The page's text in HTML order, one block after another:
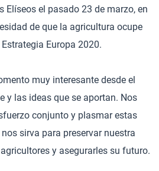
Elíseos el pasado 23 de marzo, en
de que la agricultura ocupe
Europa 2020.
muy interesante desde el
y las ideas que se aportan. Nos
conjunto y plasmar estas
sirva para preservar nuestra
y asegurarles su futuro.